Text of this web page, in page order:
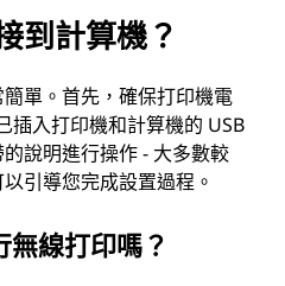
到計算機？
單。首先，確保打印機電
插入打印機和計算機的 USB
說明進行操作 - 大多數較
引導您完成設置過程。
線打印嗎？